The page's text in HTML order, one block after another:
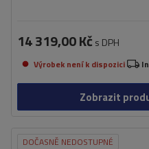
14 319,00 Kč s DPH
Výrobek není k dispozici
Zobrazit
DOČASNĚ NEDOSTUPNÉ